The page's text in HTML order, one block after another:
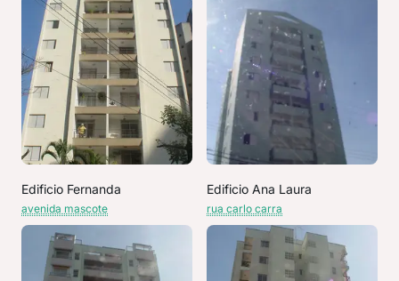
Edificio Fernanda
avenida mascote
Edificio Ana Laura
rua carlo carra